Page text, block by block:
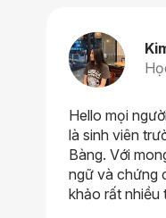
Hello mọi
là sinh viên
Bàng. Với
ngữ và chứng
khảo rất nhiều